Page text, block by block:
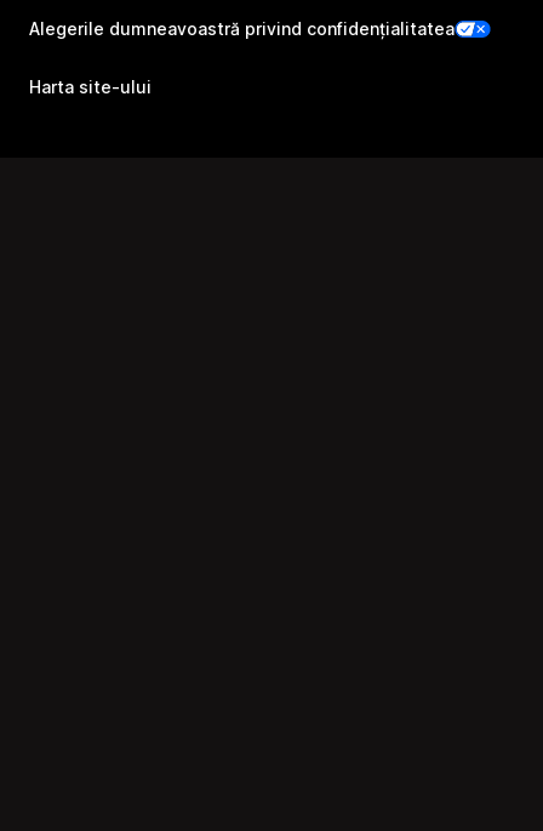
Alegerile dumneavoastră privind confidențialitatea
Harta site-ului